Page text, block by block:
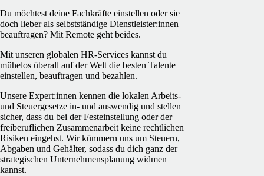
Du möchtest deine Fachkräfte einstellen oder sie
doch lieber als selbstständige Dienstleister:innen
beauftragen? Mit Remote geht beides.
Mit unseren globalen HR-Services kannst du
mühelos überall auf der Welt die besten Talente
einstellen, beauftragen und bezahlen.
Unsere Expert:innen kennen die lokalen Arbeits-
und Steuergesetze in- und auswendig und stellen
sicher, dass du bei der Festeinstellung oder der
freiberuflichen Zusammenarbeit keine rechtlichen
Risiken eingehst. Wir kümmern uns um Steuern,
Abgaben und Gehälter, sodass du dich ganz der
strategischen Unternehmensplanung widmen
kannst.